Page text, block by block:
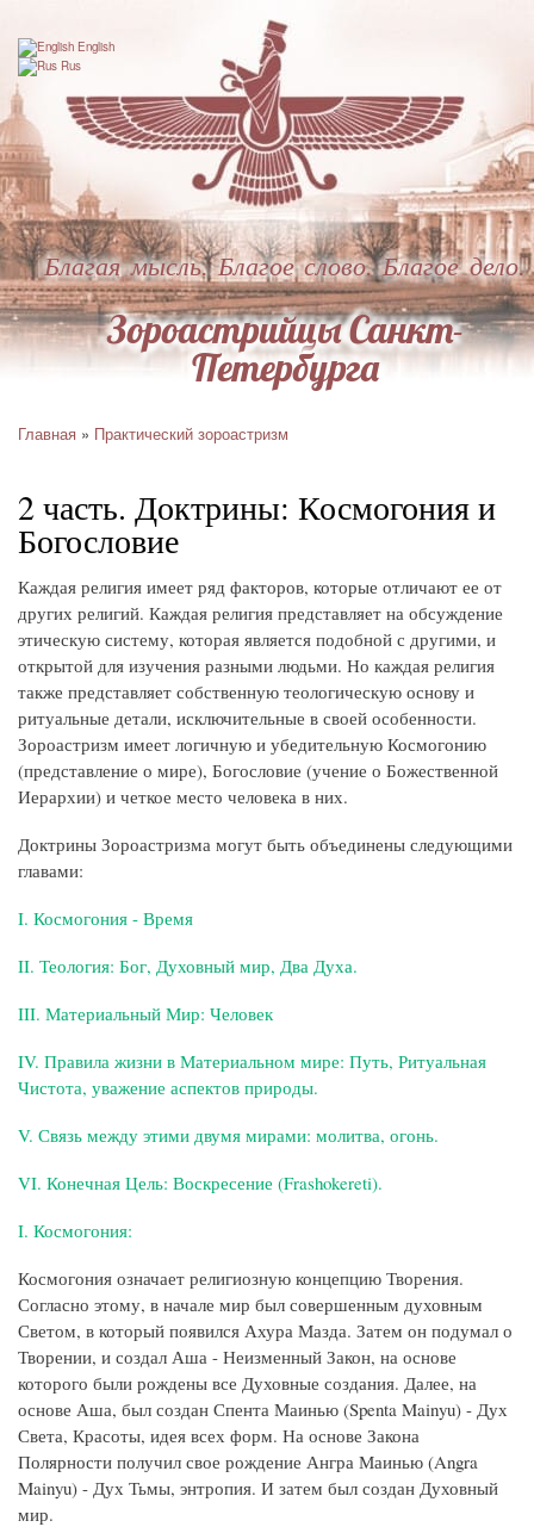
Перейти
к
основному
содержанию
Зороастрийцы Санкт-
Петербурга
Благая мысль. Благое слово. Благое дело.
English
Rus
Главная Практический зороастризм
2 часть. Доктрины: Космогония и
Богословие
Каждая религия имеет ряд факторов, которые отличают ее от
других религий. Каждая религия представляет на обсуждение
этическую систему, которая является подобной с другими, и
открытой для изучения разными людьми. Но каждая религия
также представляет собственную теологическую основу и
ритуальные детали, исключительные в своей особенности.
Зороастризм имеет логичную и убедительную Космогонию
(представление о мире), Богословие (учение о Божественной
Иерархии) и четкое место человека в них.
Доктрины Зороастризма могут быть объединены следующими
главами:
I. Космогония - Время
II. Теология: Бог, Духовный мир, Два Духа.
III. Материальный Мир: Человек
IV. Правила жизни в Материальном мире: Путь, Ритуальная
Чистота, уважение аспектов природы.
V. Связь между этими двумя мирами: молитва, огонь.
VI. Конечная Цель: Воскресение (Frashokereti).
I. Космогония:
Космогония означает религиозную концепцию Творения.
Согласно этому, в начале мир был совершенным духовным
Светом, в который появился Ахура Мазда. Затем он подумал о
Творении, и создал Аша - Неизменный Закон, на основе
которого были рождены все Духовные создания. Далее, на
основе Аша, был создан Спента Маинью (Spenta Mainyu) - Дух
Света, Красоты, идея всех форм. На основе Закона
Полярности получил свое рождение Ангра Маинью (Angra
Mainyu) - Дух Тьмы, энтропия. И затем был создан Духовный
мир.